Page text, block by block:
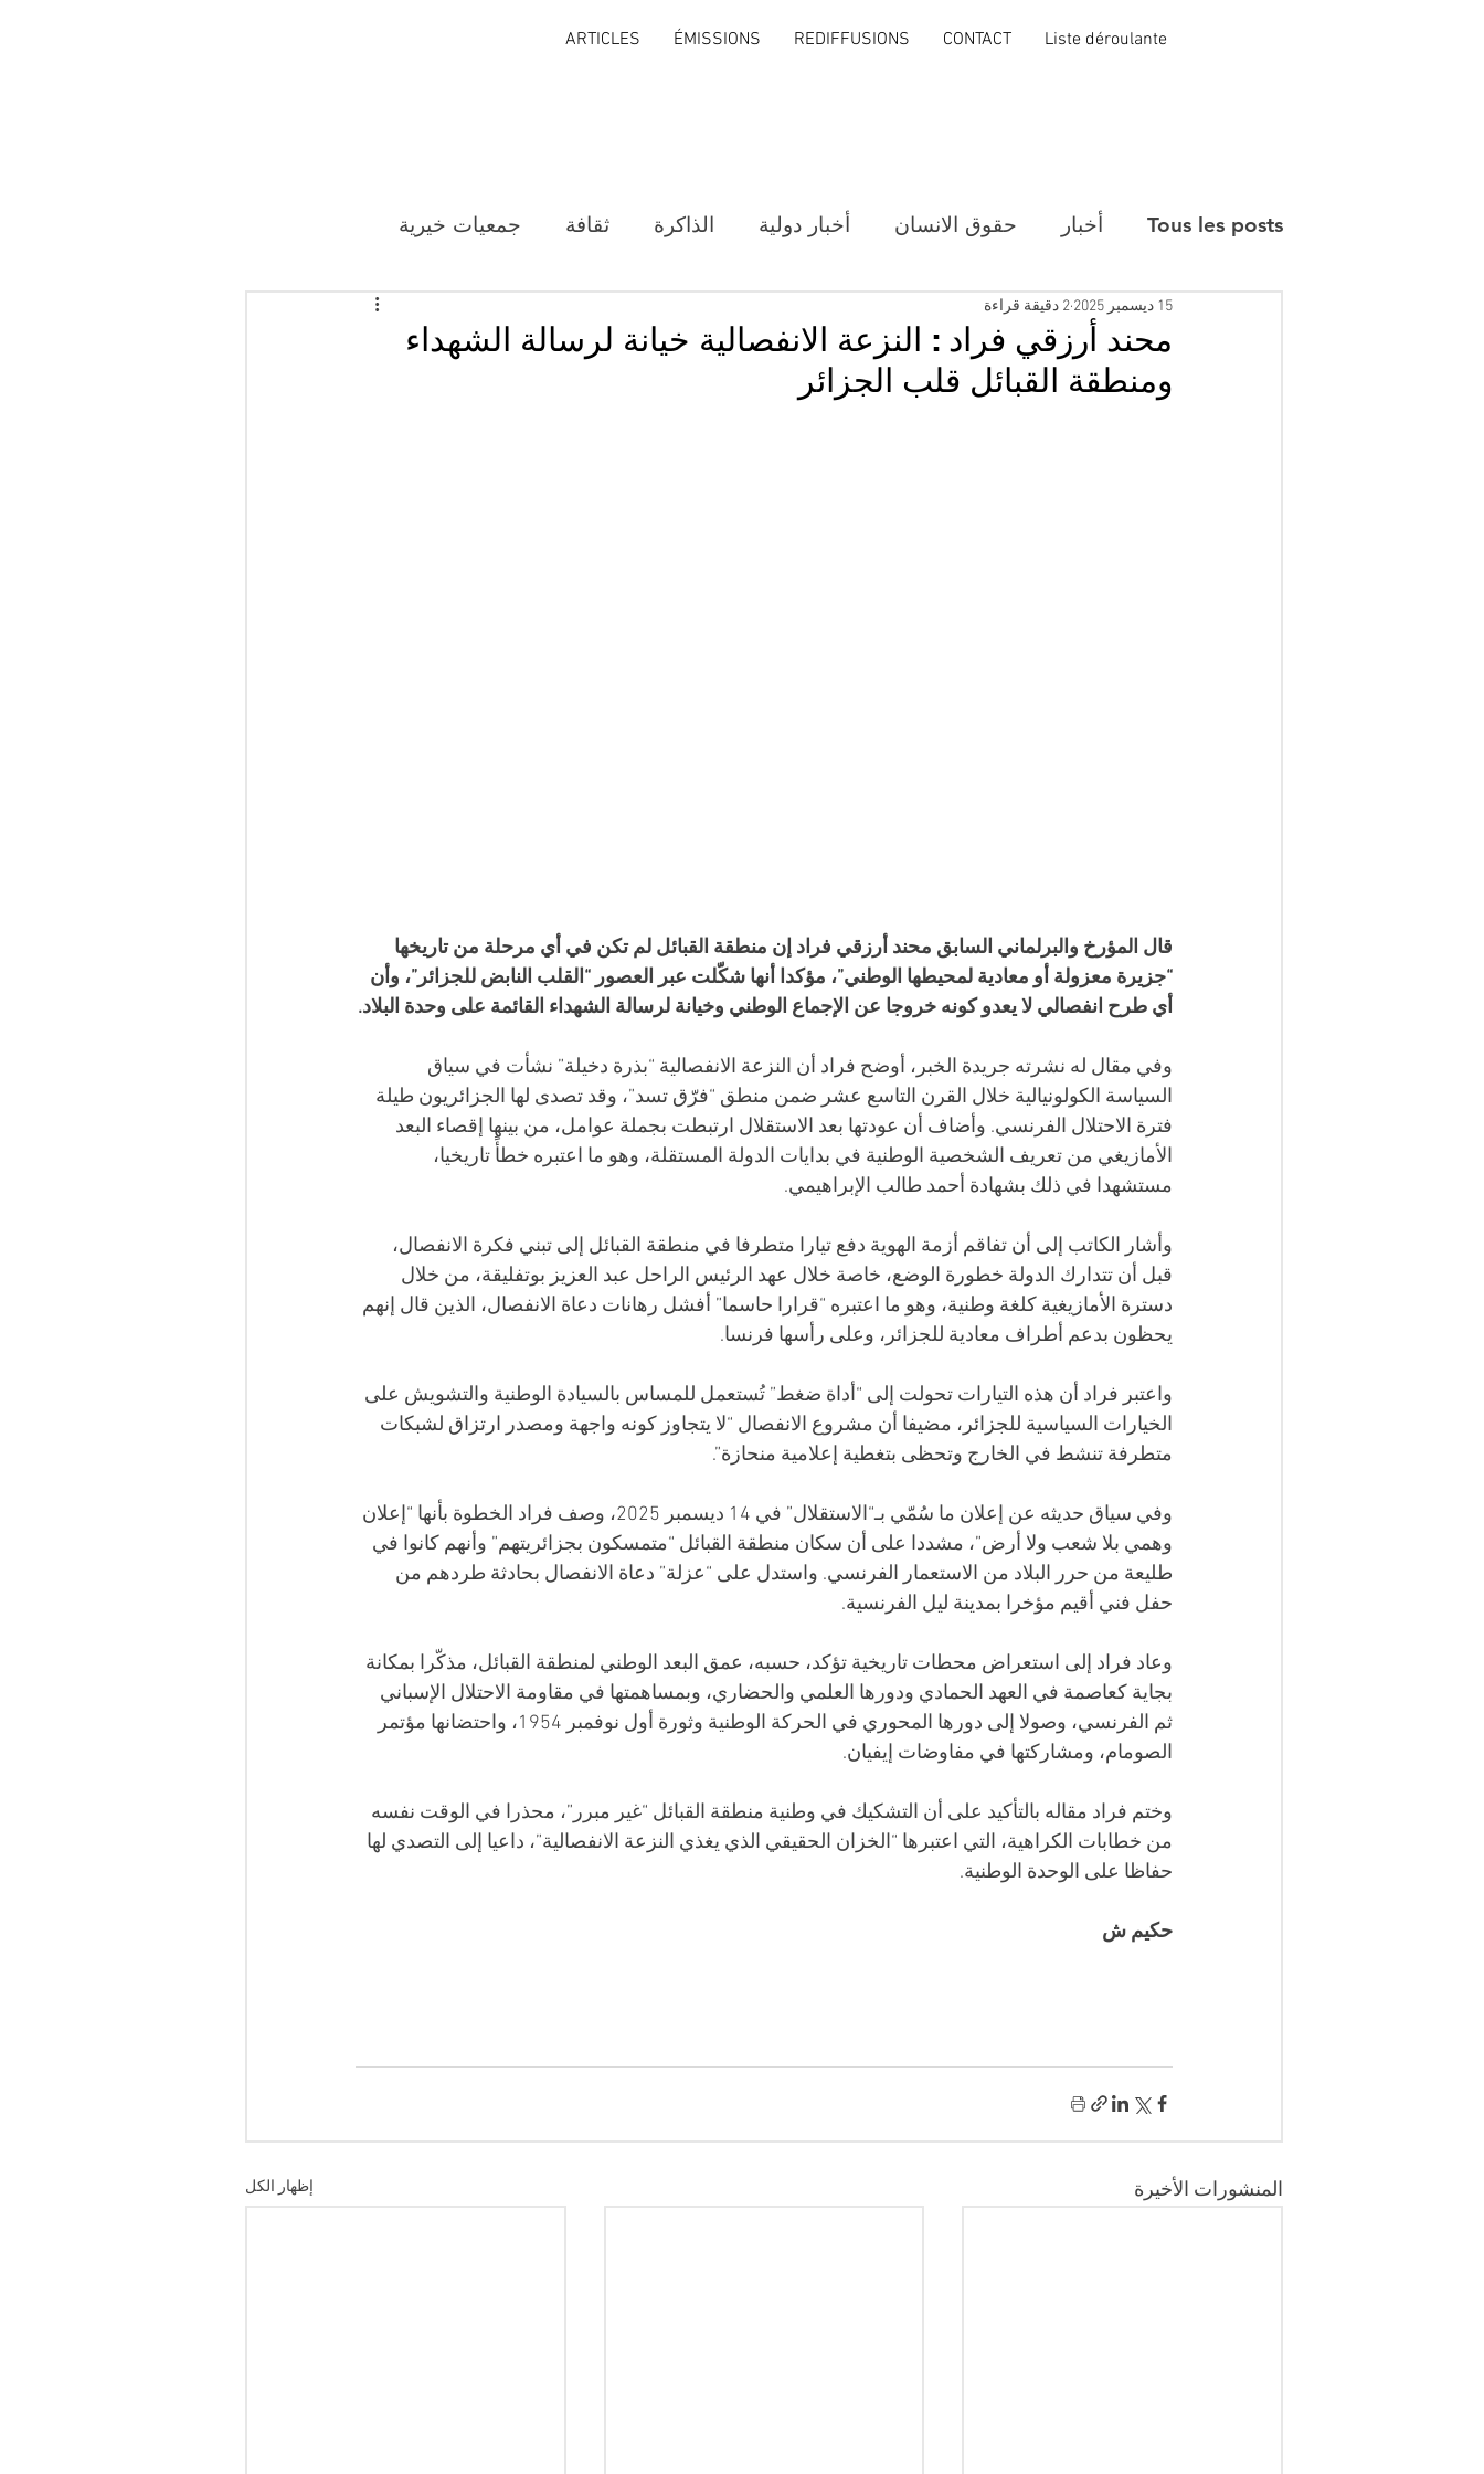
ARTICLES ÉMISSIONS REDIFFUSIONS CONTACT Liste déroulante
Tous les posts أخبار حقوق الانسان أخبار دولية الذاكرة ثقافة جمعيات خيرية
محند أرزقي فراد : النزعة الانفصالية خيانة لرسالة الشهداء
ومنطقة القبائل قلب الجزائر
15 ديسمبر 2025 2 دقيقة قراءة
قال المؤرخ والبرلماني السابق محند أرزقي فراد إن منطقة القبائل لم تكن في أي مرحلة من تاريخها
“جزيرة معزولة أو معادية لمحيطها الوطني”، مؤكدا أنها شكّلت عبر العصور “القلب النابض للجزائر”، وأن
أي طرح انفصالي لا يعدو كونه خروجا عن الإجماع الوطني وخيانة لرسالة الشهداء القائمة على وحدة البلاد.
وفي مقال له نشرته جريدة الخبر، أوضح فراد أن النزعة الانفصالية “بذرة دخيلة” نشأت في سياق
السياسة الكولونيالية خلال القرن التاسع عشر ضمن منطق “فرّق تسد”، وقد تصدى لها الجزائريون طيلة
فترة الاحتلال الفرنسي. وأضاف أن عودتها بعد الاستقلال ارتبطت بجملة عوامل، من بينها إقصاء البعد
الأمازيغي من تعريف الشخصية الوطنية في بدايات الدولة المستقلة، وهو ما اعتبره خطأً تاريخيا،
مستشهدا في ذلك بشهادة أحمد طالب الإبراهيمي.
وأشار الكاتب إلى أن تفاقم أزمة الهوية دفع تيارا متطرفا في منطقة القبائل إلى تبني فكرة الانفصال،
قبل أن تتدارك الدولة خطورة الوضع، خاصة خلال عهد الرئيس الراحل عبد العزيز بوتفليقة، من خلال
دسترة الأمازيغية كلغة وطنية، وهو ما اعتبره “قرارا حاسما” أفشل رهانات دعاة الانفصال، الذين قال إنهم
يحظون بدعم أطراف معادية للجزائر، وعلى رأسها فرنسا.
واعتبر فراد أن هذه التيارات تحولت إلى “أداة ضغط” تُستعمل للمساس بالسيادة الوطنية والتشويش على
الخيارات السياسية للجزائر، مضيفا أن مشروع الانفصال “لا يتجاوز كونه واجهة ومصدر ارتزاق لشبكات
متطرفة تنشط في الخارج وتحظى بتغطية إعلامية منحازة”.
وفي سياق حديثه عن إعلان ما سُمّي بـ“الاستقلال” في 14 ديسمبر 2025، وصف فراد الخطوة بأنها “إعلان
وهمي بلا شعب ولا أرض”، مشددا على أن سكان منطقة القبائل “متمسكون بجزائريتهم” وأنهم كانوا في
طليعة من حرر البلاد من الاستعمار الفرنسي. واستدل على “عزلة” دعاة الانفصال بحادثة طردهم من
حفل فني أقيم مؤخرا بمدينة ليل الفرنسية.
وعاد فراد إلى استعراض محطات تاريخية تؤكد، حسبه، عمق البعد الوطني لمنطقة القبائل، مذكّرا بمكانة
بجاية كعاصمة في العهد الحمادي ودورها العلمي والحضاري، وبمساهمتها في مقاومة الاحتلال الإسباني
ثم الفرنسي، وصولا إلى دورها المحوري في الحركة الوطنية وثورة أول نوفمبر 1954، واحتضانها مؤتمر
الصومام، ومشاركتها في مفاوضات إيفيان.
وختم فراد مقاله بالتأكيد على أن التشكيك في وطنية منطقة القبائل “غير مبرر”، محذرا في الوقت نفسه
من خطابات الكراهية، التي اعتبرها “الخزان الحقيقي الذي يغذي النزعة الانفصالية”، داعيا إلى التصدي لها
حفاظا على الوحدة الوطنية.
حكيم ش
المنشورات الأخيرة إظهار الكل